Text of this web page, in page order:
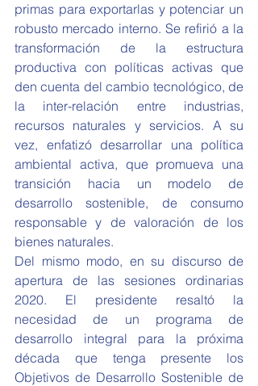
primas para exportarlas y potenciar un
robusto mercado interno. Se refirió a la
transformación de la estructura
productiva con políticas activas que
den cuenta del cambio tecnológico, de
la inter-relación entre industrias,
recursos naturales y servicios. A su
vez, enfatizó desarrollar una política
ambiental activa, que promueva una
transición hacia un modelo de
desarrollo sostenible, de consumo
responsable y de valoración de los
bienes naturales.
Del mismo modo, en su discurso de
apertura de las sesiones ordinarias
2020. El presidente resaltó la
necesidad de un programa de
desarrollo integral para la próxima
década que tenga presente los
Objetivos de Desarrollo Sostenible de